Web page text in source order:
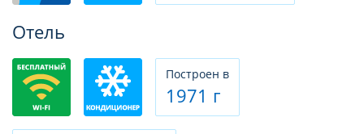
Отель
Построен в
1971 г